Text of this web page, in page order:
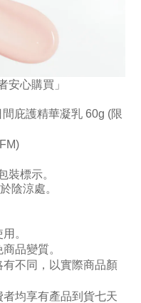
安心購買」
庇護精華凝乳 60g (限
裝標示。
陰涼處。
。
品變質。
有不同，以實際商品顏
者均享有產品到貨七天